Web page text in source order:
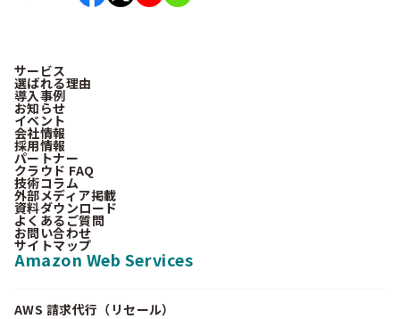
サービス
選ばれる理由
導入事例
お知らせ
イベント
会社情報
採用情報
パートナー
クラウド FAQ
技術コラム
外部メディア掲載
資料ダウンロード
よくあるご質問
お問い合わせ
サイトマップ
Amazon Web Services
AWS 請求代行（リセール）